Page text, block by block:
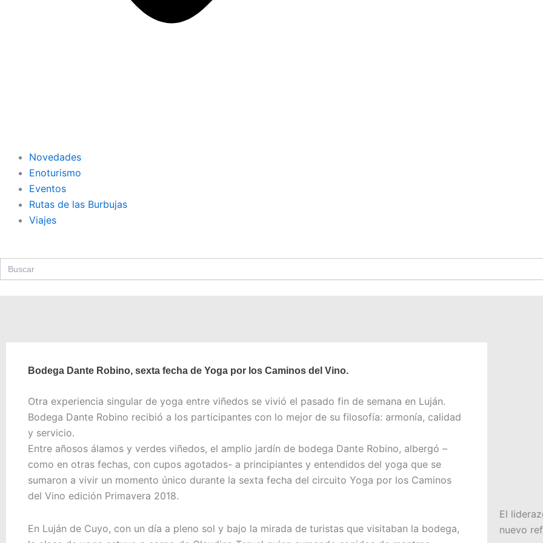
Novedades
Enoturismo
Eventos
Rutas de las Burbujas
Viajes
Search
for:
Bodega Dante Robino, sexta fecha de Yoga por los Caminos del Vino.
Otra experiencia singular de yoga entre viñedos se vivió el pasado fin de semana en Luján.
Bodega Dante Robino recibió a los participantes con lo mejor de su filosofía: armonía, calidad
y servicio.
Entre añosos álamos y verdes viñedos, el amplio jardín de bodega Dante Robino, albergó –
como en otras fechas, con cupos agotados- a principiantes y entendidos del yoga que se
sumaron a vivir un momento único durante la sexta fecha del circuito Yoga por los Caminos
del Vino edición Primavera 2018.
En Luján de Cuyo, con un día a pleno sol y bajo la mirada de turistas que visitaban la bodega,
El
nuevo